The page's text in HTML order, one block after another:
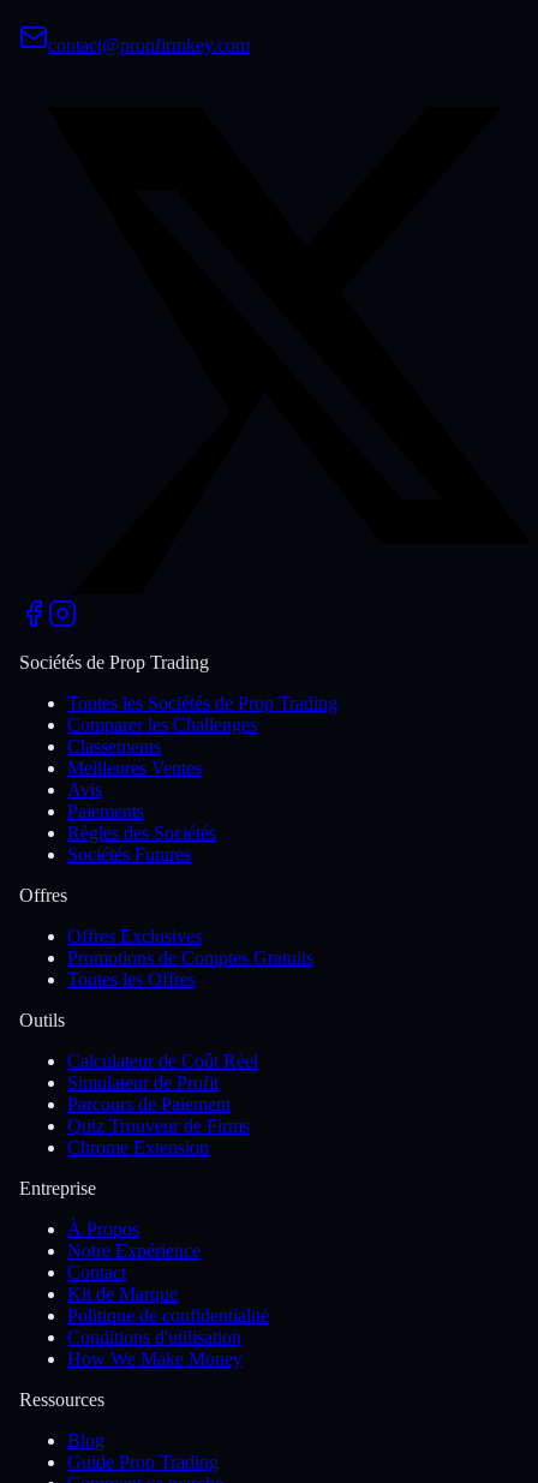
contact@propfirmkey.com
Sociétés de Prop Trading
Toutes les Sociétés de Prop Trading
Comparer les Challenges
Classements
Meilleures Ventes
Avis
Paiements
Règles des Sociétés
Sociétés Futures
Offres
Offres Exclusives
Promotions de Comptes Gratuits
Toutes les Offres
Outils
Calculateur de Coût Réel
Simulateur de Profit
Parcours de Paiement
Quiz Trouveur de Firms
Chrome Extension
Entreprise
À Propos
Notre Expérience
Contact
Kit de Marque
Politique de confidentialité
Conditions d'utilisation
How We Make Money
Ressources
Blog
Guide Prop Trading